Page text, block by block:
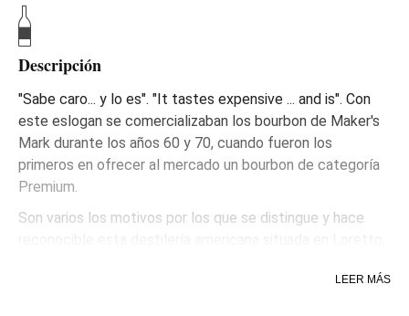
Descripción
"Sabe caro... y lo es". "It tastes expensive ... and is". Con
este eslogan se comercializaban los bourbon de Maker's
Mark durante los años 60 y 70, cuando fueron los
primeros en ofrecer al mercado un bourbon de categoría
Premium.
Son varios los motivos por los que se distingue y hace
trigo rojo de invierno, que le da un toque más dulce yLEER MÁS